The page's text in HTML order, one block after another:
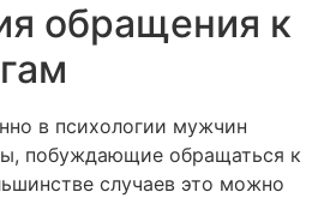
обращения к
в психологии мужчин
побуждающие обращаться к
случаев это можно